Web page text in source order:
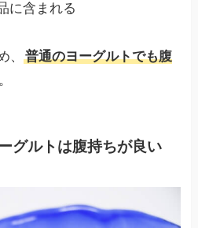
に含まれる
、普通のヨーグルトでも腹
グルトは腹持ちが良い